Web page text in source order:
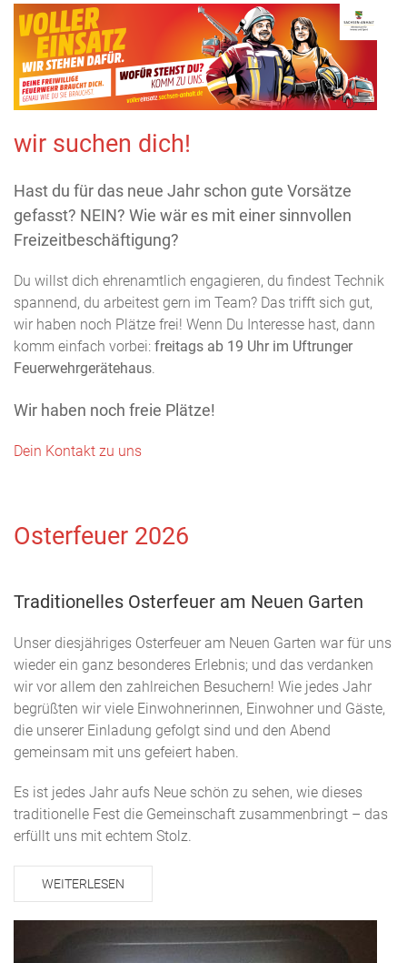
wir suchen dich!
Hast du für das neue Jahr schon gute Vorsätze
gefasst? NEIN? Wie wär es mit einer sinnvollen
Freizeitbeschäftigung?
Du willst dich ehrenamtlich engagieren, du findest Technik
spannend, du arbeitest gern im Team? Das trifft sich gut,
wir haben noch Plätze frei! Wenn Du Interesse hast, dann
komm einfach vorbei: freitags ab 19 Uhr im Uftrunger
Feuerwehrgerätehaus.
Wir haben noch freie Plätze!
Dein Kontakt zu uns
Osterfeuer 2026
Traditionelles Osterfeuer am Neuen Garten
Unser diesjähriges Osterfeuer am Neuen Garten war für uns
wieder ein ganz besonderes Erlebnis; und das verdanken
wir vor allem den zahlreichen Besuchern! Wie jedes Jahr
begrüßten wir viele Einwohnerinnen, Einwohner und Gäste,
die unserer Einladung gefolgt sind und den Abend
gemeinsam mit uns gefeiert haben.
Es ist jedes Jahr aufs Neue schön zu sehen, wie dieses
traditionelle Fest die Gemeinschaft zusammenbringt – das
erfüllt uns mit echtem Stolz.
WEITERLESEN